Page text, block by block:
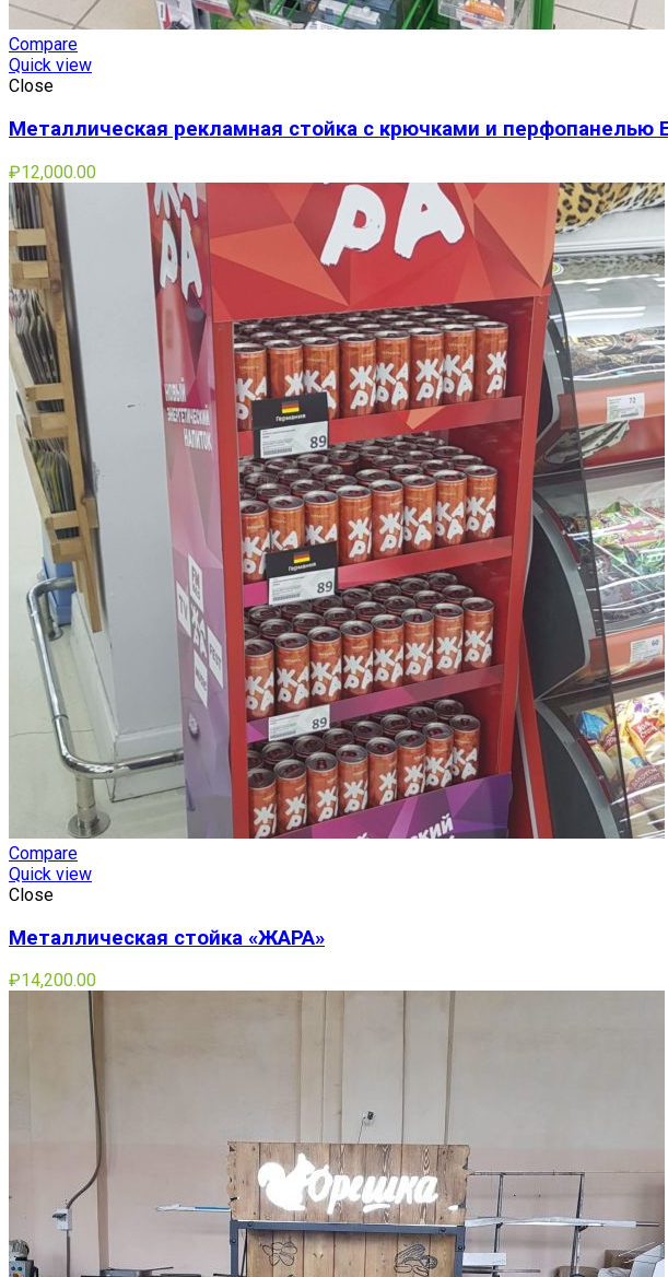
Compare
Quick view
Close
Металлическая рекламная стойка с крючками и перфопанелью
₽12,000.00
Compare
Quick view
Close
Металлическая стойка «ЖАРА»
₽14,200.00